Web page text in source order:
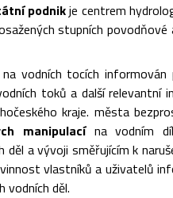
podnikje centrem
stupních
vodních tocích informován
toků a další relevantní
kraje. města
manipulacína vodním
a vývoji směřujícím k
vlastníků a uživatelů
vodních děl.